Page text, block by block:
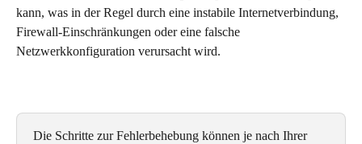
kann, was in der Regel durch eine instabile Internetverbindung,
Firewall-Einschränkungen oder eine falsche
Netzwerkkonfiguration verursacht wird.
Die Schritte zur Fehlerbehebung können je nach Ihrer